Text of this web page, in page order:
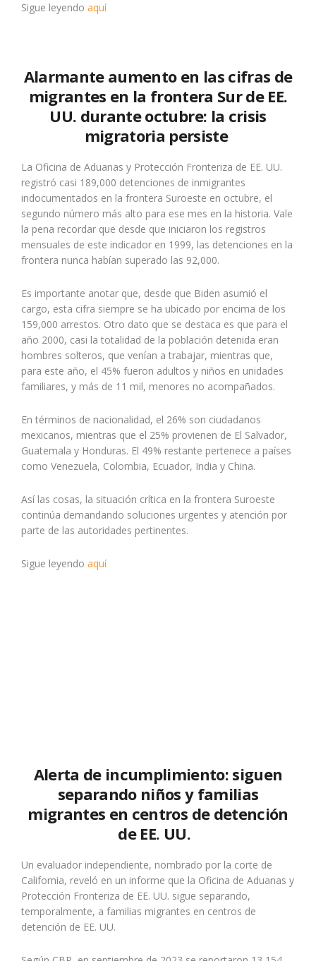
Sigue leyendo aquí
Alarmante aumento en las cifras de
migrantes en la frontera Sur de EE.
UU. durante octubre: la crisis
migratoria persiste
La Oficina de Aduanas y Protección Fronteriza de EE. UU.
registró casi 189,000 detenciones de inmigrantes
indocumentados en la frontera Suroeste en octubre, el
segundo número más alto para ese mes en la historia. Vale
la pena recordar que desde que iniciaron los registros
mensuales de este indicador en 1999, las detenciones en la
frontera nunca habían superado las 92,000.
Es importante anotar que, desde que Biden asumió el
cargo, esta cifra siempre se ha ubicado por encima de los
159,000 arrestos. Otro dato que se destaca es que para el
año 2000, casi la totalidad de la población detenida eran
hombres solteros, que venían a trabajar, mientras que,
para este año, el 45% fueron adultos y niños en unidades
familiares, y más de 11 mil, menores no acompañados.
En términos de nacionalidad, el 26% son ciudadanos
mexicanos, mientras que el 25% provienen de El Salvador,
Guatemala y Honduras. El 49% restante pertenece a países
como Venezuela, Colombia, Ecuador, India y China.
Así las cosas, la situación crítica en la frontera Suroeste
continúa demandando soluciones urgentes y atención por
parte de las autoridades pertinentes.
Sigue leyendo aquí
Alerta de incumplimiento: siguen
separando niños y familias
migrantes en centros de detención
de EE. UU.
Un evaluador independiente, nombrado por la corte de
California, reveló en un informe que la Oficina de Aduanas y
Protección Fronteriza de EE. UU. sigue separando,
temporalmente, a familias migrantes en centros de
detención de EE. UU.